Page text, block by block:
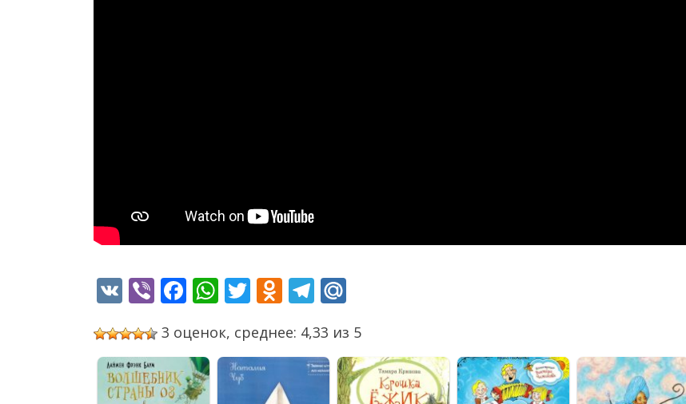
VK ViberFacebook
WhatsApp
Twitter
Odnoklassniki
Telegram
3 оценок, среднее: 4,33 из 5